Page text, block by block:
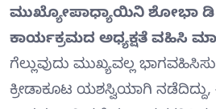
ಮುಖ್ಯೋಪಾಧ್ಯಾಯಿನಿ ಶೋಭಾ ಡಿ
ಕಾರ್ಯಕ್ರಮದ ಅಧ್ಯಕ್ಷತೆ ವಹಿಸಿ
ಗೆಲ್ಲುವುದು ಮುಖ್ಯವಲ್ಲ
ಕ್ರೀಡಾಕೂಟ ಯಶಸ್ವಿಯಾಗಿ ನಡೆದಿದ್ದು,